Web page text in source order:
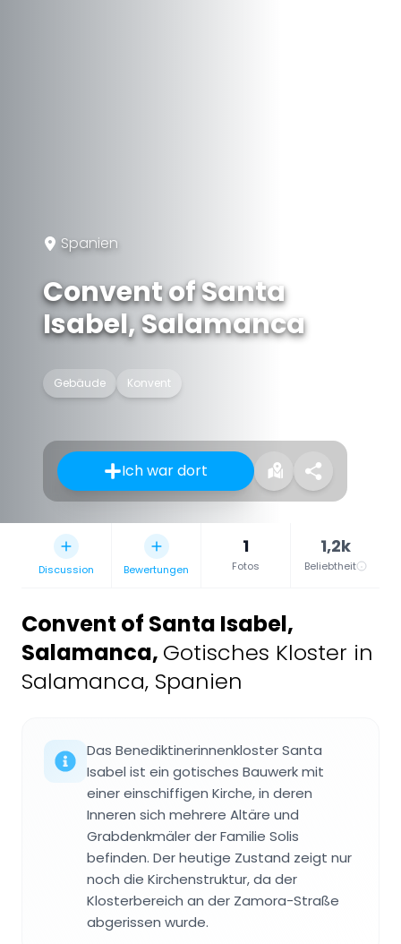
Spanien
Convent of Santa
Isabel, Salamanca
Gebäude Konvent
Ich war dort
Discussion Bewertungen
1
Fotos
1,2k
Beliebtheit
Convent of Santa Isabel,
Salamanca, Gotisches Kloster in
Salamanca, Spanien
Das Benediktinerinnenkloster Santa
Isabel ist ein gotisches Bauwerk mit
einer einschiffigen Kirche, in deren
Inneren sich mehrere Altäre und
Grabdenkmäler der Familie Solis
befinden. Der heutige Zustand zeigt nur
noch die Kirchenstruktur, da der
Klosterbereich an der Zamora-Straße
abgerissen wurde.